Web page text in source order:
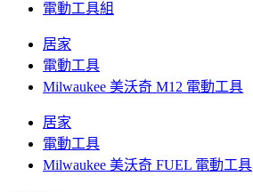
電動工具組
居家
電動工具
Milwaukee 美沃奇 M12 電動工具
居家
電動工具
Milwaukee 美沃奇 FUEL 電動工具